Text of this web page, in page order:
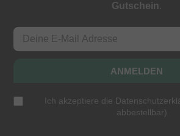
Gutschein.
ANMELDEN
Ich akzeptiere die
abbestellbar)